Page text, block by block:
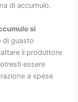
di accumulo.
si
di guasto
il produttore
essere
a spese